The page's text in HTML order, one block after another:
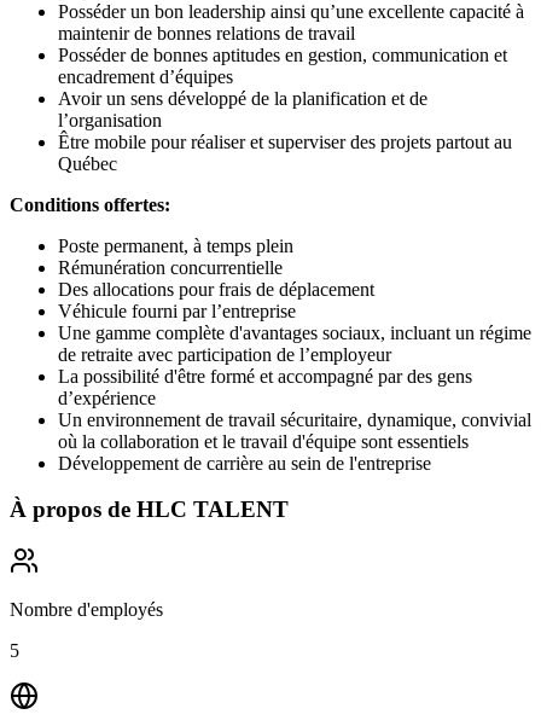
Posséder un bon leadership ainsi qu’une excellente capacité à
maintenir de bonnes relations de travail
Posséder de bonnes aptitudes en gestion, communication et
encadrement d’équipes
Avoir un sens développé de la planification et de
l’organisation
Être mobile pour réaliser et superviser des projets partout au
Québec
Conditions offertes:
Poste permanent, à temps plein
Rémunération concurrentielle
Des allocations pour frais de déplacement
Véhicule fourni par l’entreprise
Une gamme complète d'avantages sociaux, incluant un régime
de retraite avec participation de l’employeur
La possibilité d'être formé et accompagné par des gens
d’expérience
Un environnement de travail sécuritaire, dynamique, convivial
où la collaboration et le travail d'équipe sont essentiels
Développement de carrière au sein de l'entreprise
À propos de HLC TALENT
Nombre d'employés
5